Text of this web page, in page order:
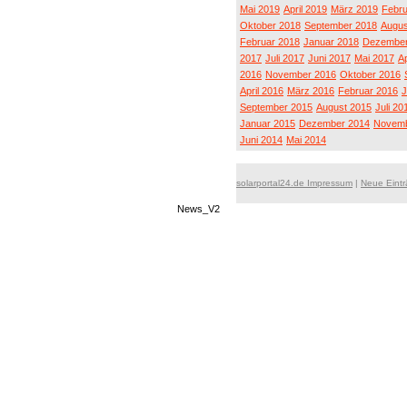
Mai 2019 April 2019 März 2019
Oktober 2018 September 2018
Februar 2018 Januar 2018
2017 Juli 2017 Juni 2017 Mai 2017
2016 November 2016 Oktober 2016
April 2016 März 2016 Februar 2016
September 2015 August 2015 Juli
Januar 2015 Dezember 2014
Juni 2014 Mai 2014
solarportal24.de Impressum | Neue
News_V2